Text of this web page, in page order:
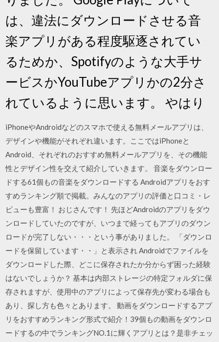
は、違法にダウンロードさせる音
楽アプリがある程度駆逐されてい
るためか、Spotifyのような大手サ
ービスかYouTubeアプリかの2分さ
れているように思います。 やはり
iPhoneやAndroidなどのスマホで使える無料メールアプリは、
デザインや機能がそれぞれ違います。ここではiPhoneと
Android、それぞれのおすすめ無料メールアプリを、その機能
性とデザイン性を交えて紹介していきます。 音楽をダウンロー
ドする61個もの音楽をダウンロードする Androidアプリをおす
すめランキング順で掲載。みんなのアプリの評価と口コミ・レ
ビューも豊富！ おじさんです！ 先ほどAndroidのアプリをダウ
ンロードしていたのですが、いつまで経ってもアプリのダウン
ロードが完了しない・・・という事がありました。 「ダウンロ
ードを保留しています・・」と表示され Androidでファイルを
ダウンロードした際、どこに保存されたか分からず困った経験
はないでしょうか？ 基本は内部ストレージの特定フォルダに保
存されますが、使用中のアプリによって保存先が変わる場合も
あり、探し方も色々とあります。 動画をダウンロードするアプ
リをおすすめランキング形式で紹介！39個もの動画をダウンロ
ードするの中でランキングNO.1に輝くアプリとは？是非チェッ